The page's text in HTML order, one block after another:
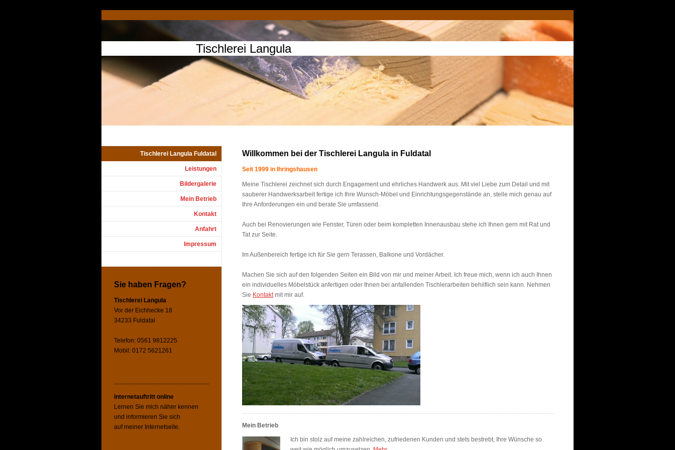
Tischlerei Langula
Willkommen bei der Tischlerei Langula in Fuldatal
Seit 1999 in Ihringshausen
Meine Tischlerei zeichnet sich durch Engagement und ehrliches Handwerk aus. Mit viel Liebe zum Detail und mit
sauberer Handwerksarbeit fertige ich Ihre Wunsch-Möbel und Einrichtungsgegenstände an, stelle mich genau auf
Ihre Anforderungen ein und berate Sie umfassend.
Auch bei Renovierungen wie Fenster, Türen oder beim kompletten Innenausbau stehe ich Ihnen gern mit Rat und
Tat zur Seite.
Im Außenbereich fertige ich für Sie gern Terassen, Balkone und Vordächer.
Machen Sie sich auf den folgenden Seiten ein Bild von mir und meiner Arbeit. Ich freue mich, wenn ich auch Ihnen
ein individuelles Möbelstück anfertigen oder Ihnen bei anfallenden Tischlerarbeiten behilflich sein kann. Nehmen
Sie Kontaktmit mir auf.
Mein Betrieb
Ich bin stolz auf meine zahlreichen, zufriedenen Kunden und stets bestrebt, Ihre Wünsche so
Tischlerei Langula Fuldatal
Leistungen
Bildergalerie
Mein Betrieb
Kontakt
Anfahrt
Impressum
Sie haben Fragen?
Tischlerei Langula
Vor der Eichhecke 18
34233 Fuldatal
Telefon: 0561 9812225
Mobil: 0172 5621261
Internetauftritt online
Lernen Sie mich näher kennen
und informieren Sie sich
auf meiner Internetseite.